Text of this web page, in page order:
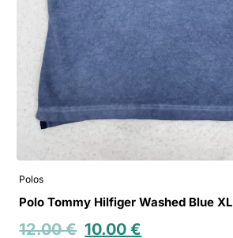
Polos
Polo Tommy Hilfiger Washed Blue XL
12.00€ 10.00€